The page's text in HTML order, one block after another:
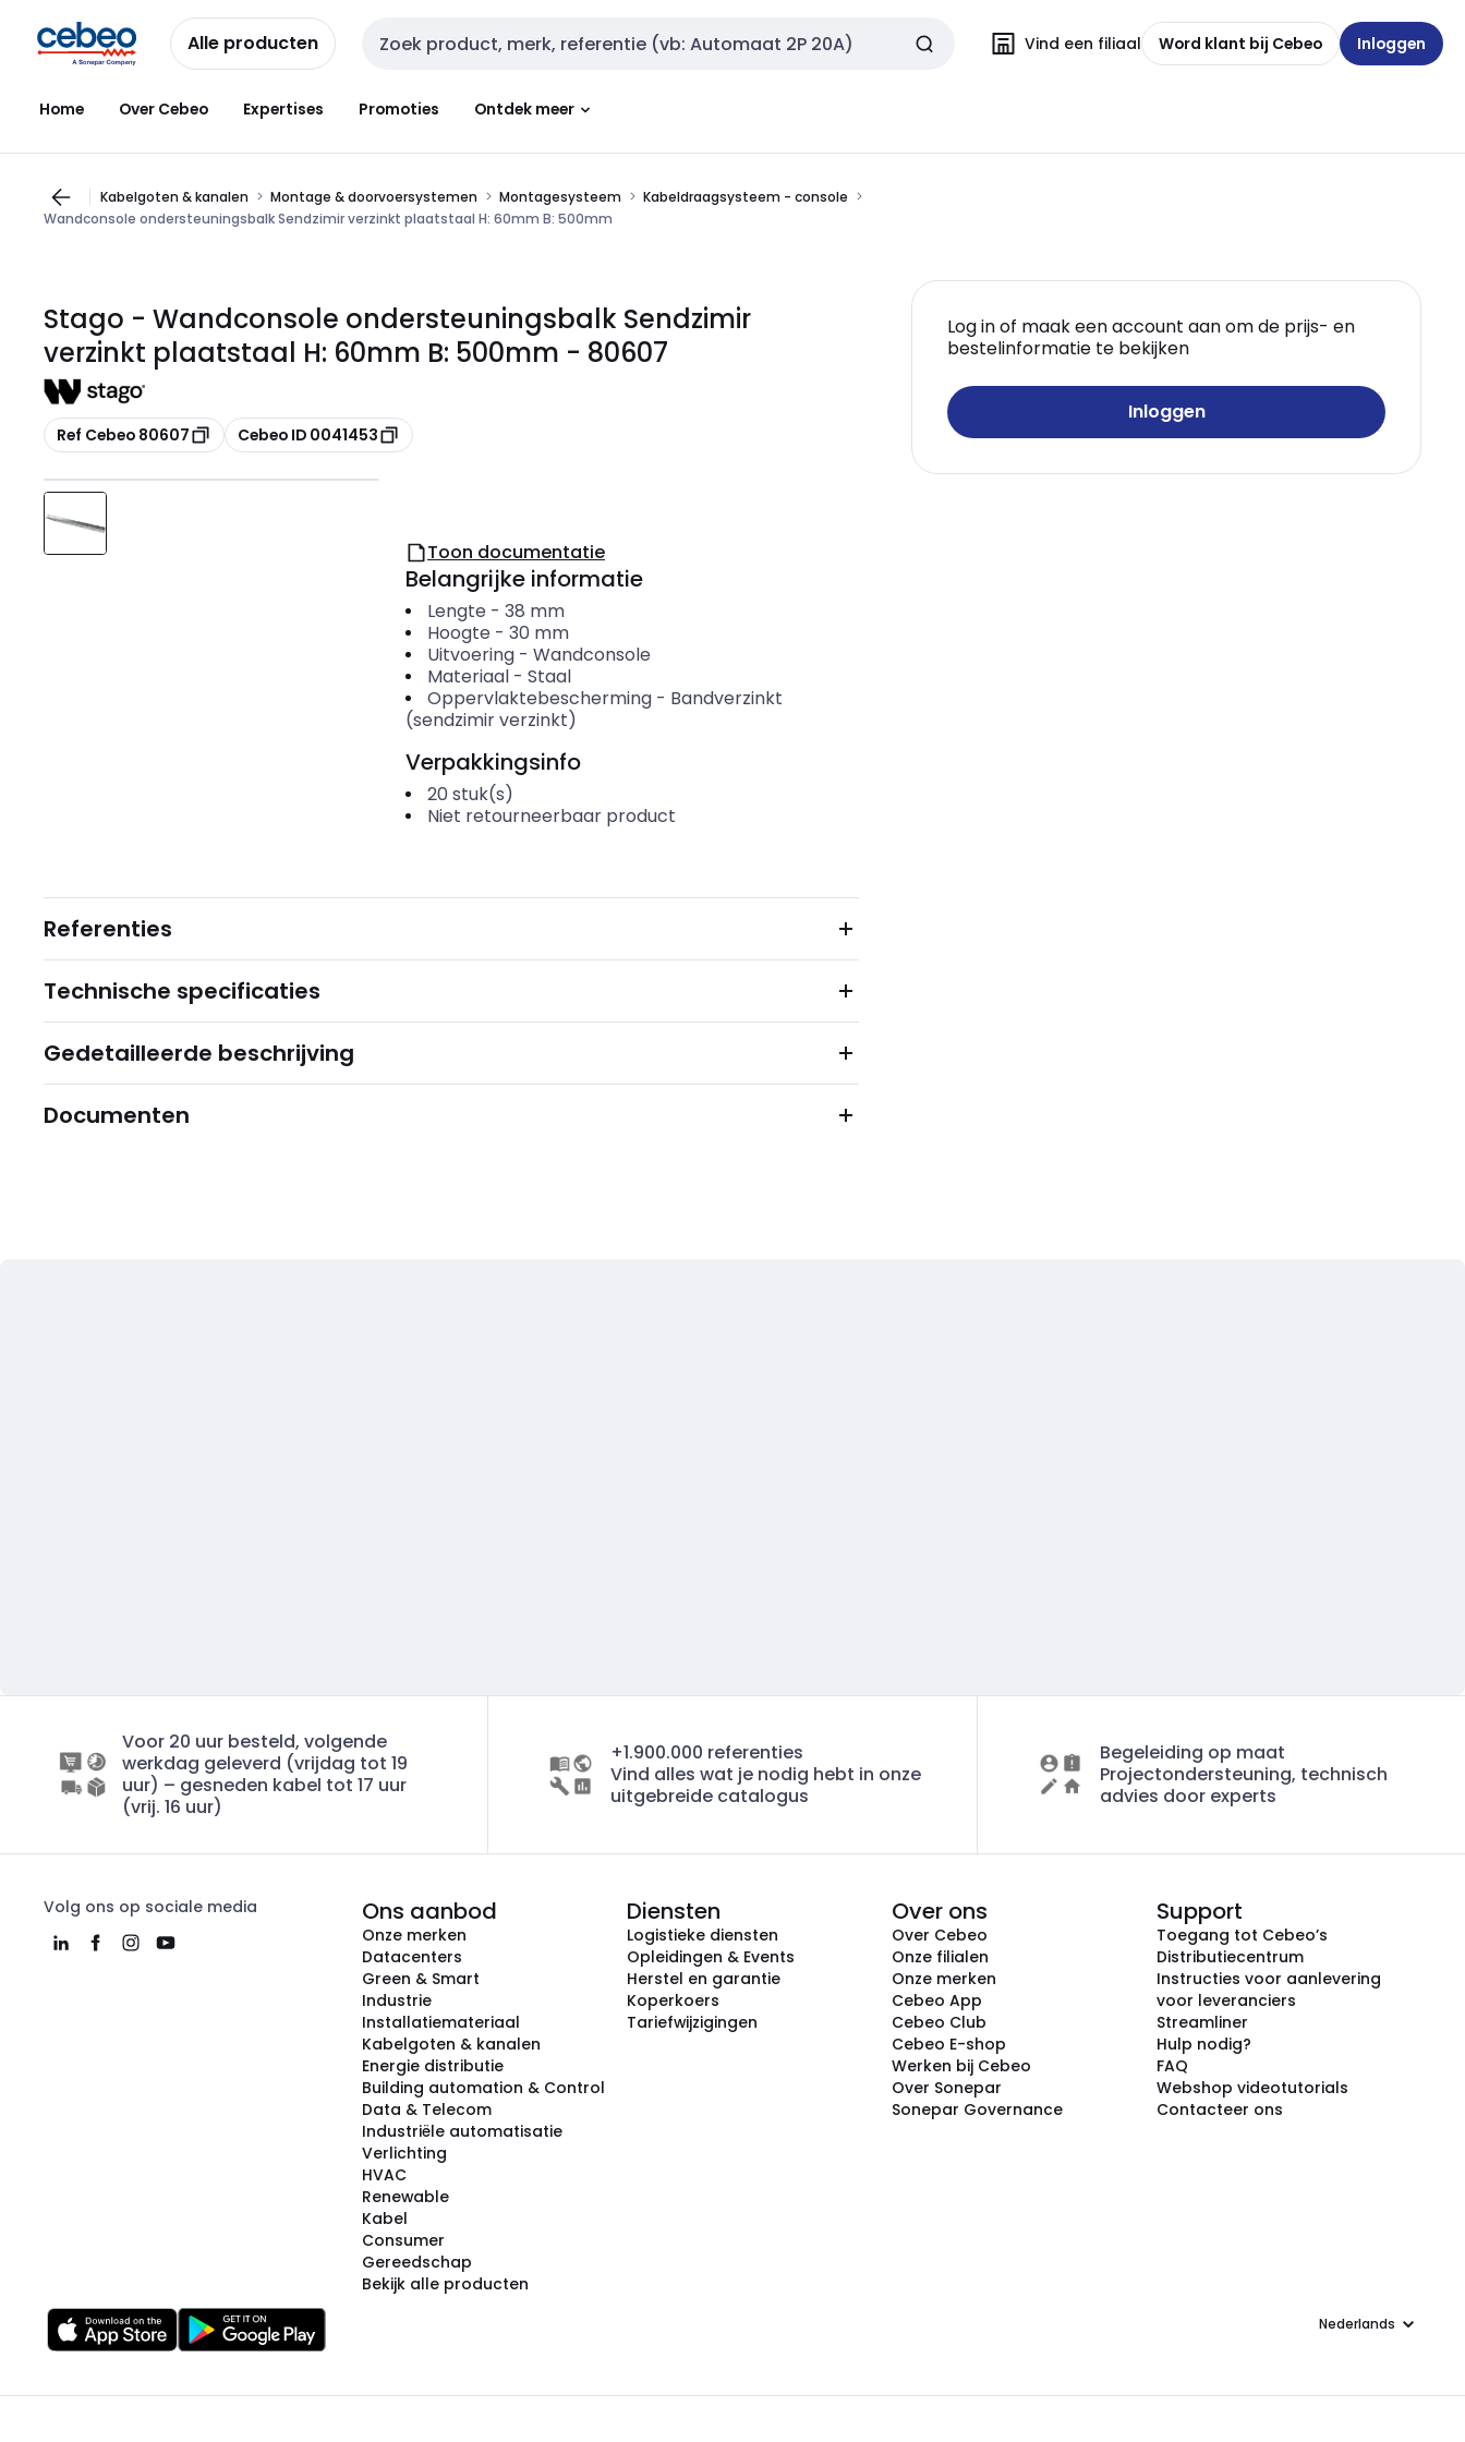
naar
navigatie
naar
inhoud
Alle producten Zoekveld invoer Vind een filiaal Word klant bij Cebeo Inloggen
Home Over Cebeo Expertises Promoties Ontdek meer
Kabelgoten & kanalen Montage & doorvoersystemen Montagesysteem
Kabeldraagsysteem - console
Wandconsole ondersteuningsbalk Sendzimir verzinkt plaatstaal H: 60mm B: 500mm
Stago - Wandconsole ondersteuningsbalk Sendzimir
verzinkt plaatstaal H: 60mm B: 500mm - 80607
Kopiëren
Ref Cebeo 80607 Kopiëren
Cebeo ID 0041453
Log in of maak een account aan om de prijs- en
bestelinformatie te bekijken
Inloggen
Toon documentatie
Belangrijke informatie
Lengte - 38 mm
Hoogte - 30 mm
Uitvoering- Wandconsole
Materiaal- Staal
Oppervlaktebescherming- Bandverzinkt
(sendzimir verzinkt)
Verpakkingsinfo
20 stuk(s)
Niet retourneerbaar product
Referenties
Technische specificaties
Gedetailleerde beschrijving
Documenten
Voor 20 uur besteld, volgende
werkdag geleverd (vrijdag tot 19
uur) – gesneden kabel tot 17 uur
(vrij. 16 uur)
+1.900.000 referenties
Vind alles wat je nodig hebt in onze
uitgebreide catalogus
Begeleiding op maat
Projectondersteuning, technisch
advies door experts
Volg ons op sociale media Ons aanbod
Onze merken
Datacenters
Green & Smart
Industrie
Installatiemateriaal
Kabelgoten & kanalen
Energie distributie
Building automation & Control
Data & Telecom
Industriële automatisatie
Verlichting
HVAC
Renewable
Kabel
Consumer
Gereedschap
Bekijk alle producten
Diensten
Logistieke diensten
Opleidingen & Events
Herstel en garantie
Koperkoers
Tariefwijzigingen
Over ons
Over Cebeo
Onze filialen
Onze merken
Cebeo App
Cebeo Club
Cebeo E-shop
Werken bij Cebeo
Over Sonepar
Sonepar Governance
Support
Toegang tot Cebeo’s
Distributiecentrum
Instructies voor aanlevering
voor leveranciers
Streamliner
Hulp nodig?
FAQ
Webshop videotutorials
Contacteer ons
Taal